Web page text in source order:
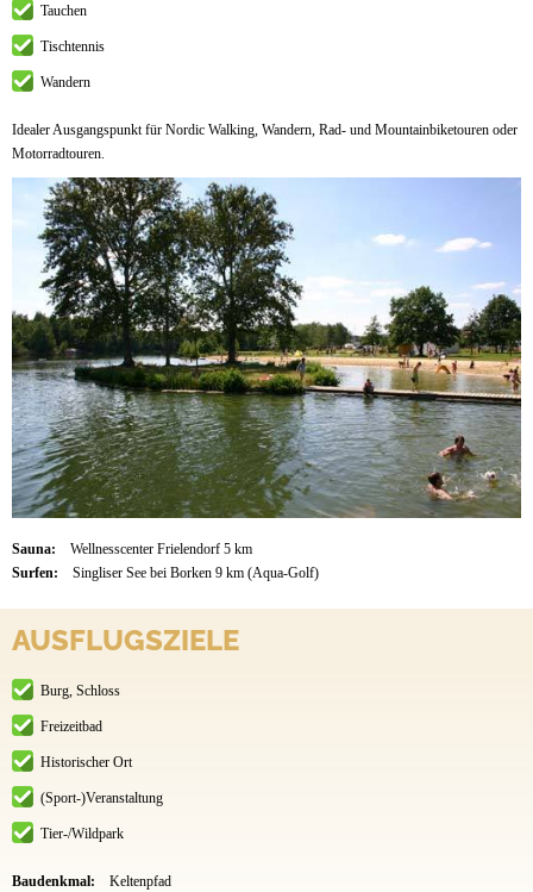
Tauchen
Tischtennis
Wandern
Idealer Ausgangspunkt für Nordic Walking, Wandern, Rad- und Mountainbiketouren oder
Motorradtouren.
Sauna:
Wellnesscenter Frielendorf 5 km
Surfen:
Singliser See bei Borken 9 km (Aqua-Golf)
AUSFLUGSZIELE
Burg, Schloss
Freizeitbad
Historischer Ort
(Sport-)Veranstaltung
Tier-/Wildpark
Baudenkmal: Keltenpfad